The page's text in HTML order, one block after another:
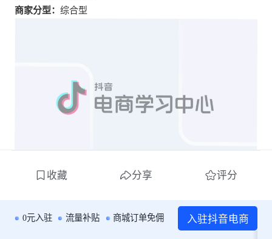
商家分型： 综合型
收藏 分享 评分
0元入驻 流量补贴 商城订单免佣 入驻抖音电商